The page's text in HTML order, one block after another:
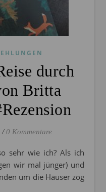
durch
Britta
/ 0 Kommentare
wir mal jünger) und
um die Häuser zog